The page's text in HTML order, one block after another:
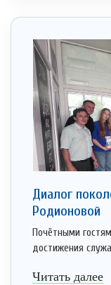
Диалог
Родионовой
Почётными
достижения
Читать далее